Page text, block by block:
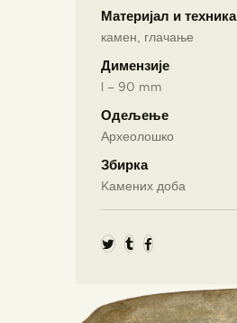
Материјал и техника
камен, глачање
Димензије
l – 90 mm
Одељење
Археолошко
Збирка
Kамених доба